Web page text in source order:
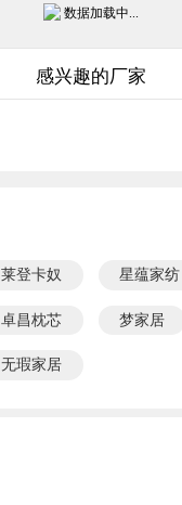
数据加载中...
感兴趣的厂家
莱登卡奴 星蕴家纺
卓昌枕芯 梦家居
无瑕家居